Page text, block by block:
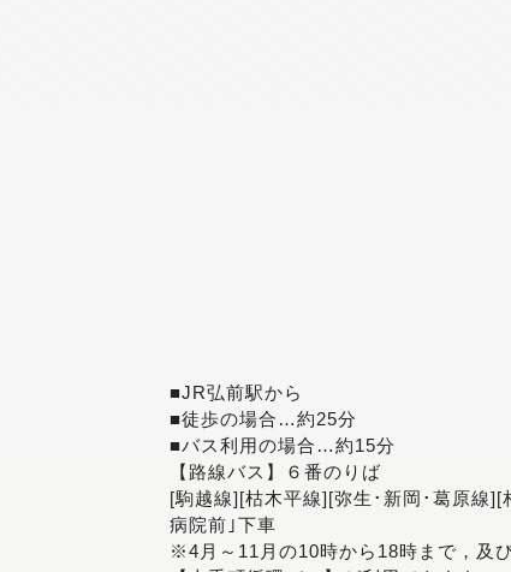
■JR弘前駅から
■徒歩の場合…約25分
■バス利用の場合…約15分
【路線バス】６番のりば
[駒越線][枯木平線][弥生･新岡･葛原線
病院前｣下車
※4月～11月の10時から18時まで，及